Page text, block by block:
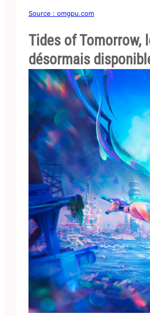
Source : omgpu.com
Tides of Tomorrow,
désormais